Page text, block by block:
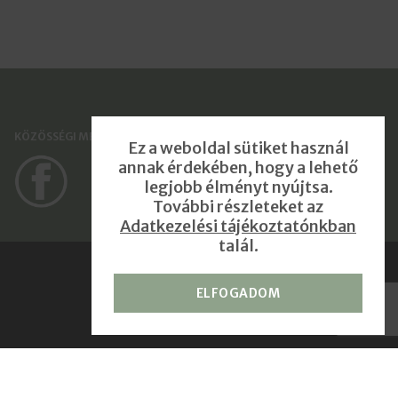
Impresszum
Ez a weboldal sütiket használ
annak érdekében, hogy a lehető
legjobb élményt nyújtsa.
További részleteket az
Adatkezelési tájékoztatónkban
talál.
ELFOGADOM